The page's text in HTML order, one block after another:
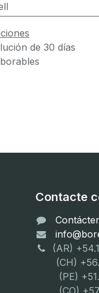
de 30 días
Contacte
(AR)
(CH)
(PE)
(CO)